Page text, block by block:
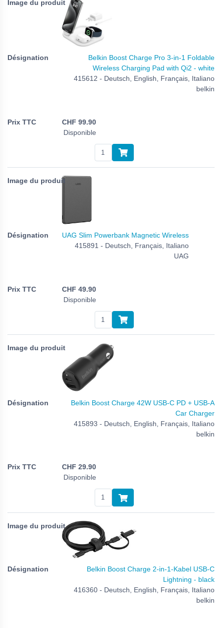
Belkin Boost Charge Pro 3-in-1 Foldable
Wireless Charging Pad with Qi2 - white
415612 - Deutsch, English, Français, Italiano
belkin
CHF 99.90
Disponible
UAG Slim Powerbank Magnetic Wireless
415891 - Deutsch, Français, Italiano
UAG
CHF 49.90
Disponible
Belkin Boost Charge 42W USB-C PD + USB-A
Car Charger
415893 - Deutsch, English, Français, Italiano
belkin
CHF 29.90
Disponible
Belkin Boost Charge 2-in-1-Kabel USB-C
Lightning - black
416360 - Deutsch, English, Français, Italiano
belkin